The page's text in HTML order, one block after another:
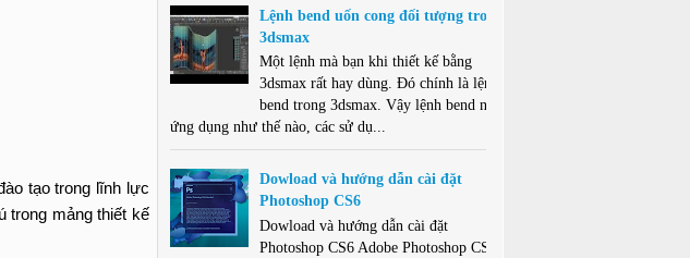
tạo trong lĩnh lực
trong mảng thiết kế
Lệnh bend uốn cong đối tượng trong
3dsmax
Một lệnh mà bạn khi thiết kế bằng
3dsmax rất hay dùng. Đó chính là lệnh
bend trong 3dsmax. Vậy lệnh bend này
ứng dụng như thế nào, các sử dụ...
Dowload và hướng dẫn cài đặt
Photoshop CS6
Dowload và hướng dẫn cài đặt
Photoshop CS6 Adobe Photoshop CS6